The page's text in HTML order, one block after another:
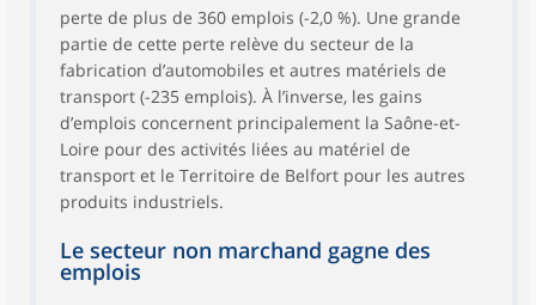
perte de plus de 360 emplois (-2,0 %). Une grande
partie de cette perte relève du secteur de la
fabrication d’automobiles et autres matériels de
transport (-235 emplois). À l’inverse, les gains
d’emplois concernent principalement la Saône-et-
Loire pour des activités liées au matériel de
transport et le Territoire de Belfort pour les autres
produits industriels.
Le secteur non marchand gagne des
emplois